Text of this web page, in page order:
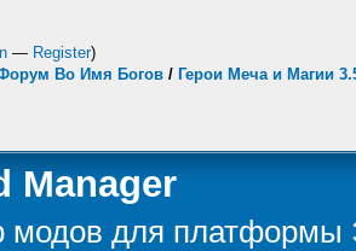
— Register)
Во Имя Богов / Герои Меча и Магии
Manager
модов для платформы